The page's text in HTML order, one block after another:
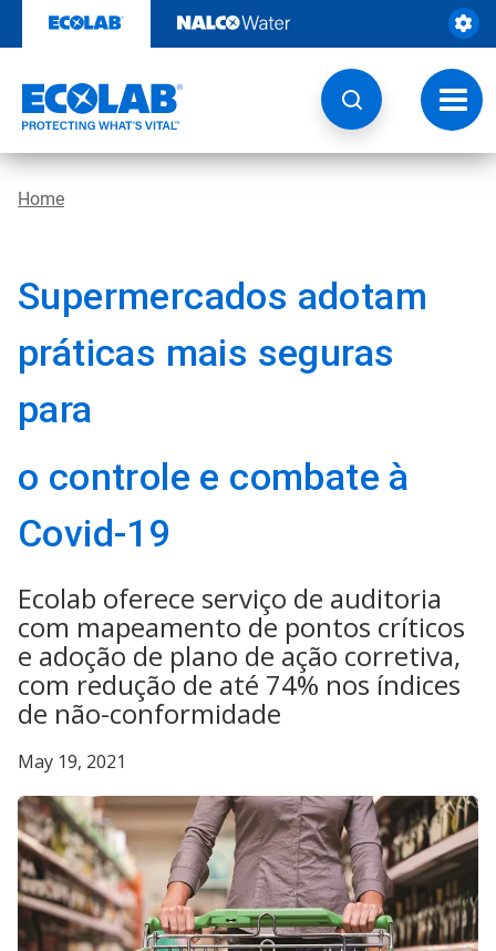
content
Home
Supermercados adotam
práticas mais seguras
para
o controle e combate à
Covid-19
Ecolab oferece serviço de auditoria
com mapeamento de pontos críticos
e adoção de plano de ação corretiva,
com redução de até 74% nos índices
de não-conformidade
May 19, 2021